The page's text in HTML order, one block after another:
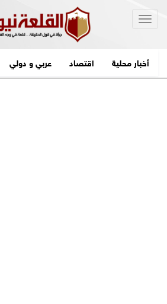
أخبار محلية اقتصاد عربي و دولي